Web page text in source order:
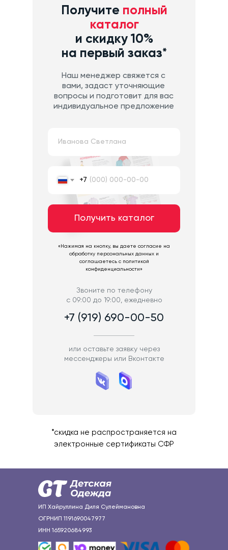
+7
Получить каталог
Звоните по телефону
с 09:00 до 19:00, ежедневно
+7 (919) 690-00-50
или оставьте заявку через
мессенджеры или Вконтакте
«Нажимая на кнопку, вы даете согласие на
обработку персональных данных и
соглашаетесь c политикой
конфиденциальности»
Наш менеджер свяжется с
вами, задаст уточняющие
вопросы и подготовит для вас
индивидуальное предложение
Получите полный
каталог
и скидку 10%
на первый заказ*
*скидка не распространяется на
электронные сертификаты СФР
ИП Хайруллина Диля Сулеймановна
ОГРНИП 1191690047977
ИНН 165920684993